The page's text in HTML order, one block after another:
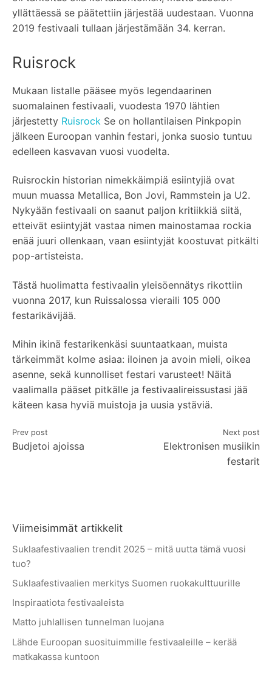
yllättäessä se päätettiin järjestää uudestaan. Vuonna
2019 festivaali tullaan järjestämään 34. kerran.
Ruisrock
Mukaan listalle pääsee myös legendaarinen
suomalainen festivaali, vuodesta 1970 lähtien
järjestetty Ruisrock Se on hollantilaisen Pinkpopin
jälkeen Euroopan vanhin festari, jonka suosio tuntuu
edelleen kasvavan vuosi vuodelta.
Ruisrockin historian nimekkäimpiä esiintyjiä ovat
muun muassa Metallica, Bon Jovi, Rammstein ja U2.
Nykyään festivaali on saanut paljon kritiikkiä siitä,
etteivät esiintyjät vastaa nimen mainostamaa rockia
enää juuri ollenkaan, vaan esiintyjät koostuvat pitkälti
pop-artisteista.
Tästä huolimatta festivaalin yleisöennätys rikottiin
vuonna 2017, kun Ruissalossa vieraili 105 000
festarikävijää.
Mihin ikinä festarikenkäsi suuntaatkaan, muista
tärkeimmät kolme asiaa: iloinen ja avoin mieli, oikea
asenne, sekä kunnolliset festari varusteet! Näitä
vaalimalla pääset pitkälle ja festivaalireissustasi jää
käteen kasa hyviä muistoja ja uusia ystäviä.
Artikkelien
selaus
Prev post
Budjetoi ajoissa
Next post
Elektronisen musiikin
festarit
Viimeisimmät artikkelit
Suklaafestivaalien trendit 2025 – mitä uutta tämä vuosi
tuo?
Suklaafestivaalien merkitys Suomen ruokakulttuurille
Inspiraatiota festivaaleista
Matto juhlallisen tunnelman luojana
Lähde Euroopan suosituimmille festivaaleille – kerää
matkakassa kuntoon